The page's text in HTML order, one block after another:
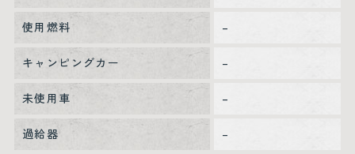
使用燃料 –
キャンピングカー –
未使用車 –
過給器 –